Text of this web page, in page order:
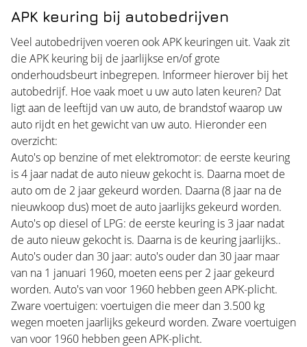
APK keuring bij autobedrijven
Veel autobedrijven voeren ook APK keuringen uit. Vaak zit
die APK keuring bij de jaarlijkse en/of grote
onderhoudsbeurt inbegrepen. Informeer hierover bij het
autobedrijf. Hoe vaak moet u uw auto laten keuren? Dat
ligt aan de leeftijd van uw auto, de brandstof waarop uw
auto rijdt en het gewicht van uw auto. Hieronder een
overzicht:
Auto's op benzine of met elektromotor: de eerste keuring
is 4 jaar nadat de auto nieuw gekocht is. Daarna moet de
auto om de 2 jaar gekeurd worden. Daarna (8 jaar na de
nieuwkoop dus) moet de auto jaarlijks gekeurd worden.
Auto's op diesel of LPG: de eerste keuring is 3 jaar nadat
de auto nieuw gekocht is. Daarna is de keuring jaarlijks..
Auto's ouder dan 30 jaar: auto's ouder dan 30 jaar maar
van na 1 januari 1960, moeten eens per 2 jaar gekeurd
worden. Auto's van voor 1960 hebben geen APK-plicht.
Zware voertuigen: voertuigen die meer dan 3.500 kg
wegen moeten jaarlijks gekeurd worden. Zware voertuigen
van voor 1960 hebben geen APK-plicht.